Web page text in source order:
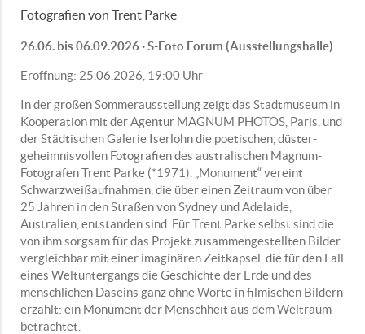
Fotografien von Trent Parke
26.06. bis 06.09.2026 · S-Foto Forum (Ausstellungshalle)
Eröffnung: 25.06.2026, 19:00 Uhr
In der großen Sommerausstellung zeigt das Stadtmuseum in
Kooperation mit der Agentur MAGNUM PHOTOS, Paris, und
der Städtischen Galerie Iserlohn die poetischen, düster-
geheimnisvollen Fotografien des australischen Magnum-
Fotografen Trent Parke (*1971). „Monument“ vereint
Schwarzweißaufnahmen, die über einen Zeitraum von über
25 Jahren in den Straßen von Sydney und Adelaide,
Australien, entstanden sind. Für Trent Parke selbst sind die
von ihm sorgsam für das Projekt zusammengestellten Bilder
vergleichbar mit einer imaginären Zeitkapsel, die für den Fall
eines Weltuntergangs die Geschichte der Erde und des
menschlichen Daseins ganz ohne Worte in filmischen Bildern
erzählt: ein Monument der Menschheit aus dem Weltraum
betrachtet.